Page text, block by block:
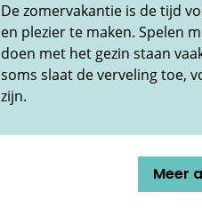
De zomervakantie is de tijd
en plezier te maken. Spelen
doen met het gezin staan
soms slaat de verveling toe,
zijn.
Meer